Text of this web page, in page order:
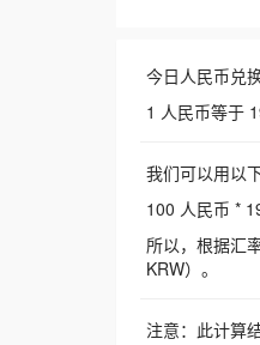
今日人民币兑
1 人民币等于
我们可以用以
100 人民币 *
所以，根据汇
KRW）。
注意：此计算